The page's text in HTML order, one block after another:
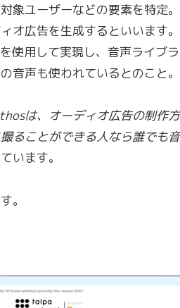
象ユーザーなどの要素を特定
オ広告を生成するといいます
使用して実現し、音声ライブ
音声も使われているとのこと。
は、オーディオ広告の制作
ることができる人なら誰でも
います。
。